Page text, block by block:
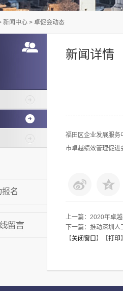
名
新闻详情
新闻中心 > 卓促会动态
福田区企业发展服务
市卓越绩效管理促进
上一篇： 2020年卓
下一篇： 推动深圳人
【关闭窗口 】【打印